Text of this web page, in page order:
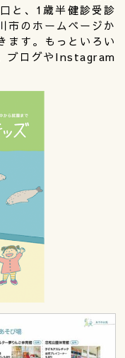
と、1歳半健診受診
市のホームページか
ます。もっといろい
ブログやInstagram